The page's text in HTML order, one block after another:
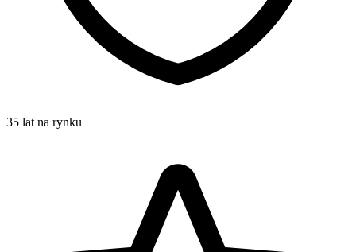
35 lat na rynku